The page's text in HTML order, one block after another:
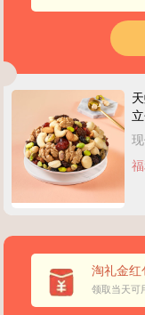
淘礼金红
领取当天可